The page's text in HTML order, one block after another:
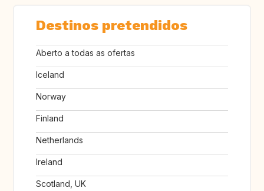
Destinos pretendidos
Aberto a todas as ofertas
Iceland
Norway
Finland
Netherlands
Ireland
Scotland, UK